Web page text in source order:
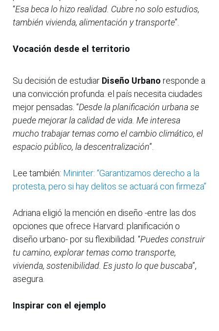
“Esa beca lo hizo realidad. Cubre no solo estudios,
también vivienda, alimentación y transporte”.
Vocación desde el territorio
Su decisión de estudiar Diseño Urbano responde a
una convicción profunda: el país necesita ciudades
mejor pensadas. “Desde la planificación urbana se
puede mejorar la calidad de vida. Me interesa
mucho trabajar temas como el cambio climático, el
espacio público, la descentralización”.
Lee también: Mininter: “Garantizamos derecho a la
protesta, pero si hay delitos se actuará con firmeza”
Adriana eligió la mención en diseño -entre las dos
opciones que ofrece Harvard: planificación o
diseño urbano- por su flexibilidad. “Puedes construir
tu camino, explorar temas como transporte,
vivienda, sostenibilidad. Es justo lo que buscaba”,
asegura.
Inspirar con el ejemplo